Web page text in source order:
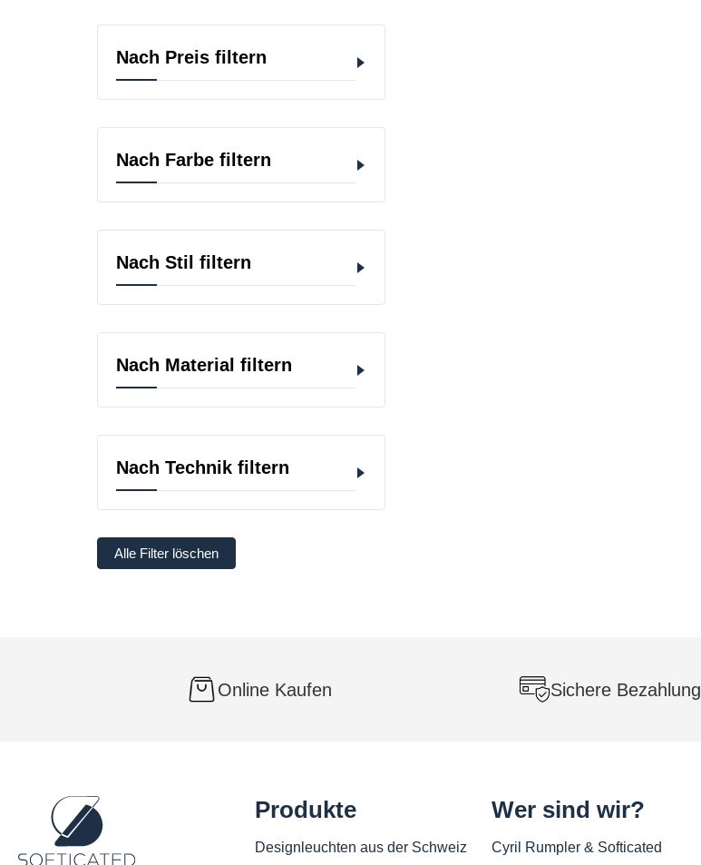
Nach Preis filtern
Nach Farbe filtern
Nach Stil filtern
Nach Material filtern
Nach Technik filtern
Alle Filter löschen
Online Kaufen Sichere Bezahlung
Produkte
Designleuchten aus der Schweiz
Wer sind wir?
Cyril Rumpler & Softicated